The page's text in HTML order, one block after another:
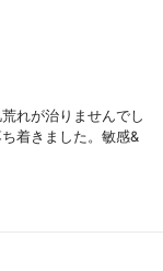
れが治りませんでし
着きました。敏感&